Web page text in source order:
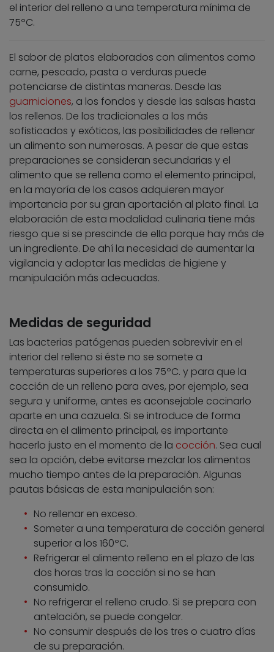
el interior del relleno a una temperatura mínima de
75ºC.
El sabor de platos elaborados con alimentos como
carne, pescado, pasta o verduras puede
potenciarse de distintas maneras. Desde las
guarniciones, a los fondos y desde las salsas hasta
los rellenos. De los tradicionales a los más
sofisticados y exóticos, las posibilidades de rellenar
un alimento son numerosas. A pesar de que estas
preparaciones se consideran secundarias y el
alimento que se rellena como el elemento principal,
en la mayoría de los casos adquieren mayor
importancia por su gran aportación al plato final. La
elaboración de esta modalidad culinaria tiene más
riesgo que si se prescinde de ella porque hay más de
un ingrediente. De ahí la necesidad de aumentar la
vigilancia y adoptar las medidas de higiene y
manipulación más adecuadas.
Medidas de seguridad
Las bacterias patógenas pueden sobrevivir en el
interior del relleno si éste no se somete a
temperaturas superiores a los 75ºC. y para que la
cocción de un relleno para aves, por ejemplo, sea
segura y uniforme, antes es aconsejable cocinarlo
aparte en una cazuela. Si se introduce de forma
directa en el alimento principal, es importante
hacerlo justo en el momento de la cocción. Sea cual
sea la opción, debe evitarse mezclar los alimentos
mucho tiempo antes de la preparación. Algunas
pautas básicas de esta manipulación son:
No rellenar en exceso.
Someter a una temperatura de cocción general
superior a los 160ºC.
Refrigerar el alimento relleno en el plazo de las
dos horas tras la cocción si no se han
consumido.
No refrigerar el relleno crudo. Si se prepara con
antelación, se puede congelar.
No consumir después de los tres o cuatro días
de su preparación.